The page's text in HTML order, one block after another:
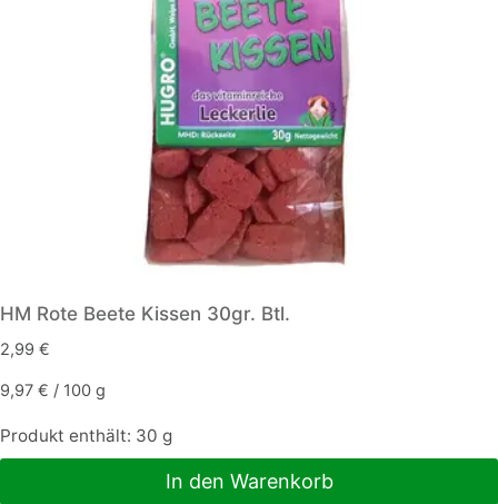
HM Rote Beete Kissen 30gr. Btl.
2,99 €
9,97 € / 100 g
Produkt enthält: 30 g
In den Warenkorb